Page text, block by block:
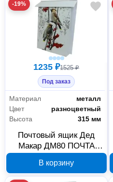
-19%
1235 ₽1525 ₽
Под заказ
Материал
металл
Цвет
разноцветный
Высота
315 мм
Почтовый ящик Дед
Макар ДМ80 ПОЧТА
00014929
В корзину